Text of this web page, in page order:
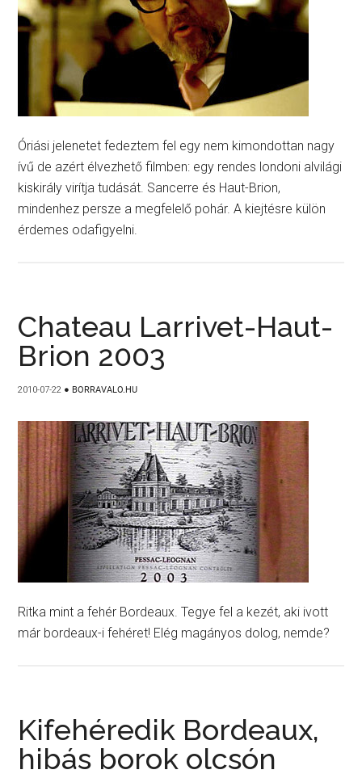
Óriási jelenetet fedeztem fel egy nem kimondottan nagy
ívű de azért élvezhető filmben: egy rendes londoni alvilági
kiskirály virítja tudását. Sancerre és Haut-Brion,
mindenhez persze a megfelelő pohár. A kiejtésre külön
érdemes odafigyelni.
Chateau Larrivet-Haut-
Brion 2003
2010-07-22 ● BORRAVALO.HU
Ritka mint a fehér Bordeaux. Tegye fel a kezét, aki ivott
már bordeaux-i fehéret! Elég magányos dolog, nemde?
Kifehéredik Bordeaux,
hibás borok olcsón